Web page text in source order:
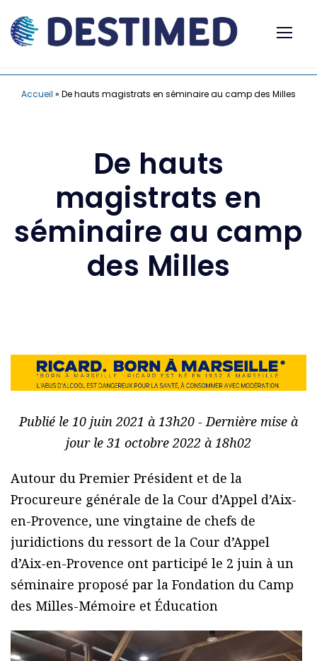
Accueil » De hauts magistrats en séminaire au camp des Milles
De hauts
magistrats en
séminaire au camp
des Milles
Publié le 10 juin 2021 à 13h20 - Dernière mise à
jour le 31 octobre 2022 à 18h02
Autour du Premier Président et de la
Procureure générale de la Cour d’Appel d’Aix-
en-Provence, une vingtaine de chefs de
juridictions du ressort de la Cour d’Appel
d’Aix-en-Provence ont participé le 2 juin à un
séminaire proposé par la Fondation du Camp
des Milles-Mémoire et Éducation